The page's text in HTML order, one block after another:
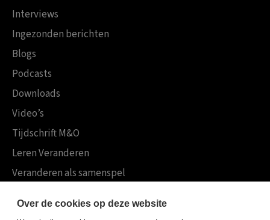
Interviews
Ingezonden berichten
Blogs
Podcasts
Downloads
Video’s
Tijdschrift M&O
Leren Veranderen
Veranderen als samenspel
Koninklijke Boom uitgevers
Over de cookies op deze website